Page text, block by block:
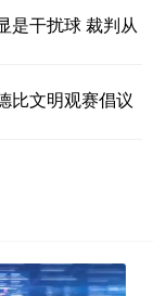
是干扰球 裁判从
比文明观赛倡议